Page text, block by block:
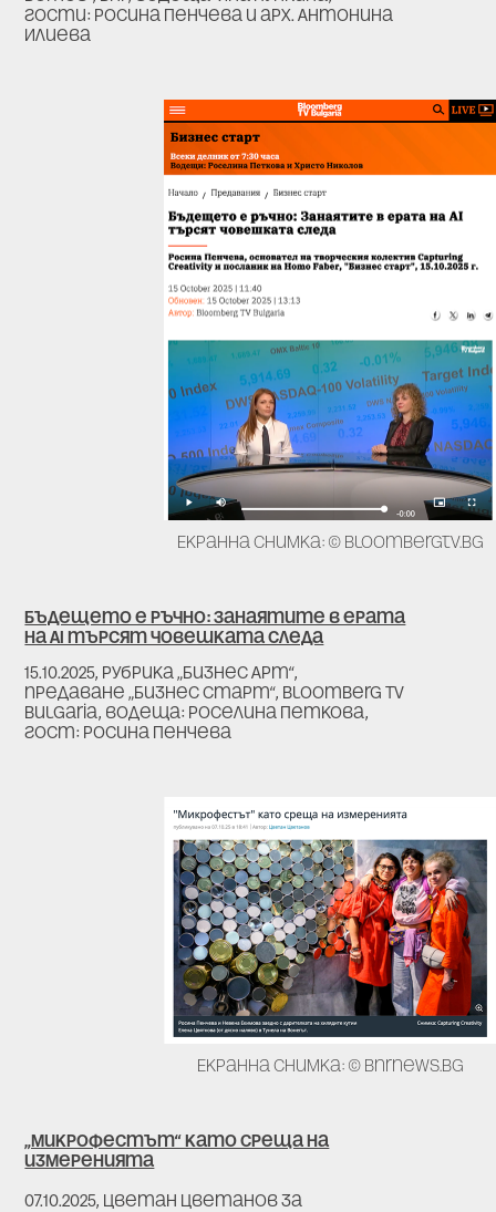
гости: Росина Пенчева и арх. Антонина
Илиева
Екранна снимка: © bloombergtv.bg
Бъдещето е ръчно: Занаятите в ерата
на АI търсят човешката следа
15.10.2025, рубрика„Бизнес Арт“,
предаване„Бизнес старт“, Bloomberg TV
Bulgaria, водеща: Роселина Петкова,
гост: Росина Пенчева
Екранна снимка: © bnrnews.bg
„Микрофестът“ като среща на
измеренията
07.10.2025, Цветан Цветанов за